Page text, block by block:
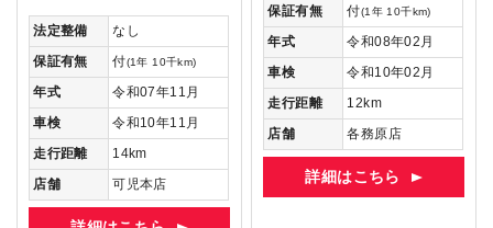
法定整備
なし
保証有無
付(1年 10千km)
年式
令和07年11月
車検
令和10年11月
走行距離
14km
店舗
可児本店
保証有無
付(1年 10千km)
年式
令和08年02月
車検
令和10年02月
走行距離
12km
店舗
各務原店
詳細はこちら